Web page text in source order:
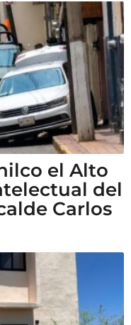
el Alto
del
Carlos